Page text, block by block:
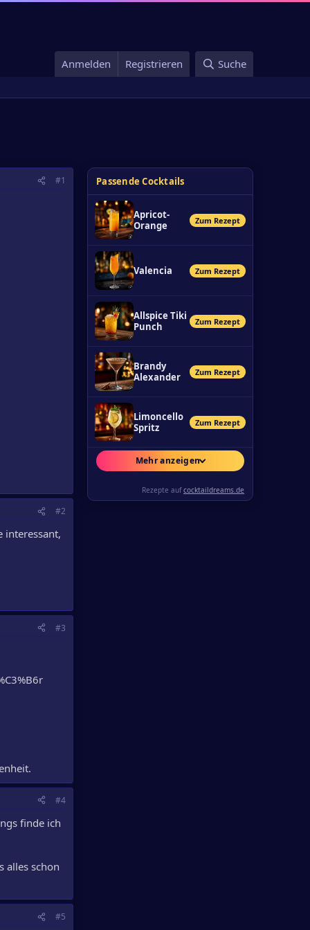
Anmelden Registrieren Suche
#1
#2
interessant,
#3
#4
finde ich
alles schon
#5
Passende Cocktails
Apricot-
Orange
Zum Rezept
Valencia Zum Rezept
Allspice Tiki
Punch
Zum Rezept
Brandy
Alexander
Zum Rezept
Limoncello
Spritz
Zum Rezept
Mehr anzeigen
Rezepte aufcocktaildreams.de